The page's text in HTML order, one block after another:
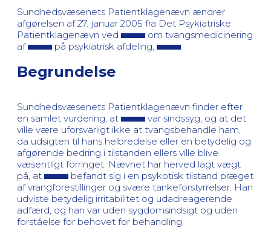
Sundhedsvæsenets Patientklagenævn ændrer
afgørelsen af 27. januar 2005 fra Det Psykiatriske
Patientklagenævn ved
om tvangsmedicinering
af
på psykiatrisk afdeling,
Begrundelse
Sundhedsvæsenets Patientklagenævn finder efter
en samlet vurdering, at
var sindssyg, og at det
ville være uforsvarligt ikke at tvangsbehandle ham,
da udsigten til hans helbredelse eller en betydelig og
afgørende bedring i tilstanden ellers ville blive
væsentligt forringet. Nævnet har herved lagt vægt
på, at
befandt sig i en psykotisk tilstand præget
af vrangforestillinger og svære tankeforstyrrelser. Han
udviste betydelig irritabilitet og udadreagerende
adfærd, og han var uden sygdomsindsigt og uden
forståelse for behovet for behandling.